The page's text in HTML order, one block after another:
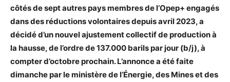
côtés de sept autres pays membres de l’Opep+ engagés
dans des réductions volontaires depuis avril 2023, a
décidé d’un nouvel ajustement collectif de production à
la hausse, de l’ordre de 137.000 barils par jour (b/j), à
compter d’octobre prochain. L’annonce a été faite
dimanche par le ministère de l’Énergie, des Mines et des